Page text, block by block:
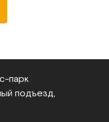
приспособлений,
интернет-магазина.
подъезд,